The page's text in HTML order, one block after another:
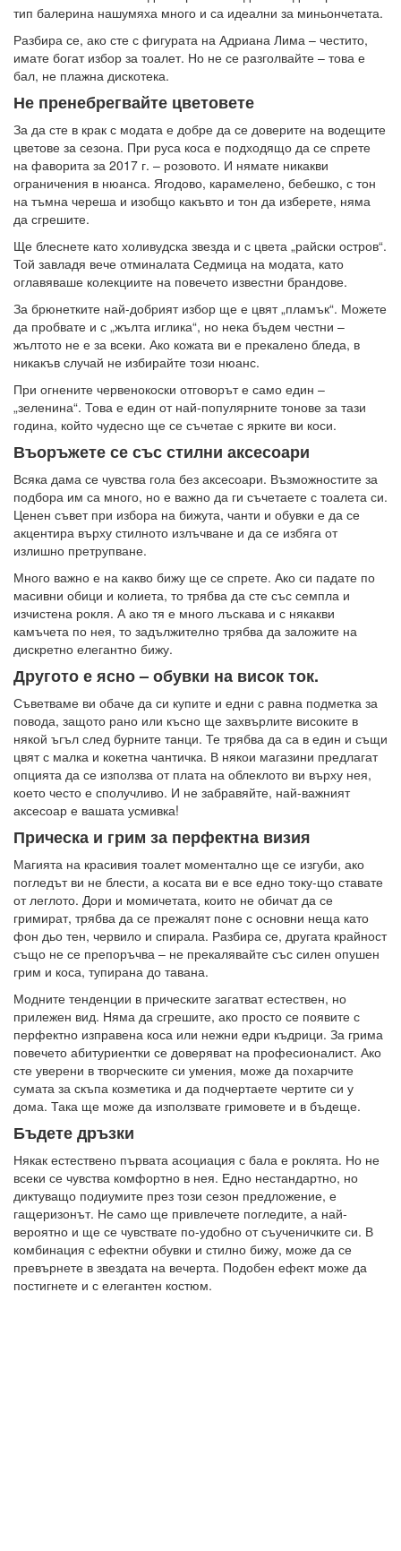
тип балерина нашумяха много и са идеални за миньончетата.
Разбира се, ако сте с фигурата на Адриана Лима – честито,
имате богат избор за тоалет. Но не се разголвайте – това е
бал, не плажна дискотека.
Не пренебрегвайте цветовете
За да сте в крак с модата е добре да се доверите на водещите
цветове за сезона. При руса коса е подходящо да се спрете
на фаворита за 2017 г. – розовото. И нямате никакви
ограничения в нюанса. Ягодово, карамелено, бебешко, с тон
на тъмна череша и изобщо какъвто и тон да изберете, няма
да сгрешите.
Ще блеснете като холивудска звезда и с цвета „райски остров“.
Той завладя вече отминалата Седмица на модата, като
оглавяваше колекциите на повечето известни брандове.
За брюнетките най-добрият избор ще е цвят „пламък“. Можете
да пробвате и с „жълта иглика“, но нека бъдем честни –
жълтото не е за всеки. Ако кожата ви е прекалено бледа, в
никакъв случай не избирайте този нюанс.
При огнените червенокоски отговорът е само един –
„зеленина“. Това е един от най-популярните тонове за тази
година, който чудесно ще се съчетае с ярките ви коси.
Въоръжете се със стилни аксесоари
Всяка дама се чувства гола без аксесоари. Възможностите за
подбора им са много, но е важно да ги съчетаете с тоалета си.
Ценен съвет при избора на бижута, чанти и обувки е да се
акцентира върху стилното излъчване и да се избяга от
излишно претрупване.
Много важно е на какво бижу ще се спрете. Ако си падате по
масивни обици и колиета, то трябва да сте със семпла и
изчистена рокля. А ако тя е много лъскава и с някакви
камъчета по нея, то задължително трябва да заложите на
дискретно елегантно бижу.
Другото е ясно – обувки на висок ток.
Съветваме ви обаче да си купите и едни с равна подметка за
повода, защото рано или късно ще захвърлите високите в
някой ъгъл след бурните танци. Те трябва да са в един и същи
цвят с малка и кокетна чантичка. В някои магазини предлагат
опцията да се използва от плата на облеклото ви върху нея,
което често е сполучливо. И не забравяйте, най-важният
аксесоар е вашата усмивка!
Прическа и грим за перфектна визия
Магията на красивия тоалет моментално ще се изгуби, ако
погледът ви не блести, а косата ви е все едно току-що ставате
от леглото. Дори и момичетата, които не обичат да се
гримират, трябва да се прежалят поне с основни неща като
фон дьо тен, червило и спирала. Разбира се, другата крайност
също не се препоръчва – не прекалявайте със силен опушен
грим и коса, тупирана до тавана.
Модните тенденции в прическите загатват естествен, но
прилежен вид. Няма да сгрешите, ако просто се появите с
перфектно изправена коса или нежни едри къдрици. За грима
повечето абитуриентки се доверяват на професионалист. Ако
сте уверени в творческите си умения, може да похарчите
сумата за скъпа козметика и да подчертаете чертите си у
дома. Така ще може да използвате гримовете и в бъдеще.
Бъдете дръзки
Някак естествено първата асоциация с бала е роклята. Но не
всеки се чувства комфортно в нея. Едно нестандартно, но
диктуващо подиумите през този сезон предложение, е
гащеризонът. Не само ще привлечете погледите, а най-
вероятно и ще се чувствате по-удобно от съученичките си. В
комбинация с ефектни обувки и стилно бижу, може да се
превърнете в звездата на вечерта. Подобен ефект може да
постигнете и с елегантен костюм.